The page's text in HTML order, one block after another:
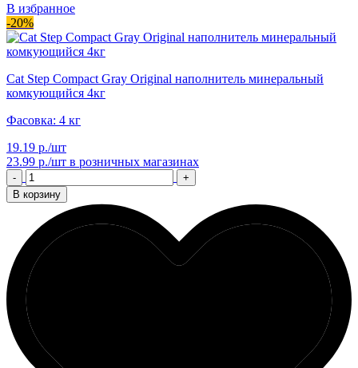
В избранное
-20%
Cat Step Compact Gray Original наполнитель минеральный
комкующийся 4кг
Фасовка: 4 кг
19.19 р./шт
23.99 р./шт в розничных магазинах
-
+
В корзину